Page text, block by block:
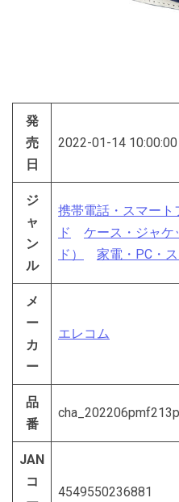
発
売
日
2022-01-14 10:00:00
ジ
ャ
ン
ル
携帯電話・スマート
ド
ケース・ジャケ
ド）
家電・PC・
メ
ー
カ
ー
エレコム
品
番
JAN
コ
4549550236881